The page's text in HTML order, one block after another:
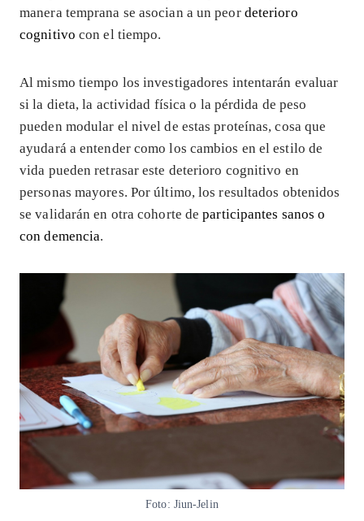
manera temprana se asocian a un peor deterioro
cognitivo con el tiempo.
Al mismo tiempo los investigadores intentarán evaluar
si la dieta, la actividad física o la pérdida de peso
pueden modular el nivel de estas proteínas, cosa que
ayudará a entender como los cambios en el estilo de
vida pueden retrasar este deterioro cognitivo en
personas mayores. Por último, los resultados obtenidos
se validarán en otra cohorte departicipantes sanos o
con demencia.
Foto: Jiun-Jelin